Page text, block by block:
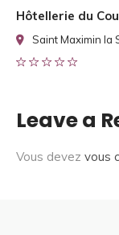
Hôtellerie du
Saint Maximin la
Leave a
Vous devez vous